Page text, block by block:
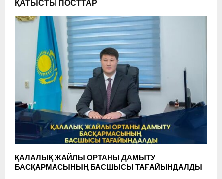
ҚАТЫСТЫ ПОСТТАР
ҚАЛАЛЫҚ ЖАЙЛЫ ОРТАНЫ ДАМЫТУ
БАСҚАРМАСЫНЫҢ БАСШЫСЫ ТАҒАЙЫНДАЛДЫ